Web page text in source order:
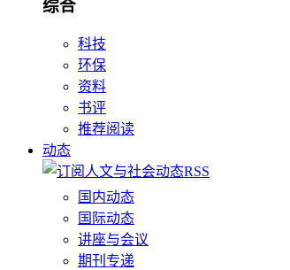
综合
科技
环保
资料
书评
推荐阅读
动态
国内动态
国际动态
讲座与会议
期刊专递